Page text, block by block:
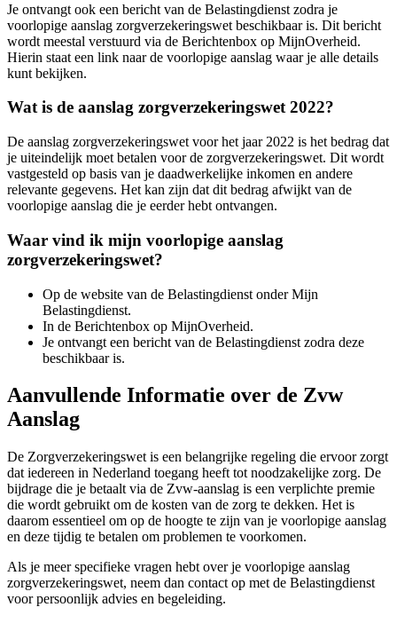
Je ontvangt ook een bericht van de Belastingdienst zodra je
voorlopige aanslag zorgverzekeringswet beschikbaar is. Dit bericht
wordt meestal verstuurd via de Berichtenbox op MijnOverheid.
Hierin staat een link naar de voorlopige aanslag waar je alle details
kunt bekijken.
Wat is de aanslag zorgverzekeringswet 2022?
De aanslag zorgverzekeringswet voor het jaar 2022 is het bedrag dat
je uiteindelijk moet betalen voor de zorgverzekeringswet. Dit wordt
vastgesteld op basis van je daadwerkelijke inkomen en andere
relevante gegevens. Het kan zijn dat dit bedrag afwijkt van de
voorlopige aanslag die je eerder hebt ontvangen.
Waar vind ik mijn voorlopige aanslag
zorgverzekeringswet?
Op de website van de Belastingdienst onder Mijn
Belastingdienst.
In de Berichtenbox op MijnOverheid.
Je ontvangt een bericht van de Belastingdienst zodra deze
beschikbaar is.
Aanvullende Informatie over de Zvw
Aanslag
De Zorgverzekeringswet is een belangrijke regeling die ervoor zorgt
dat iedereen in Nederland toegang heeft tot noodzakelijke zorg. De
bijdrage die je betaalt via de Zvw-aanslag is een verplichte premie
die wordt gebruikt om de kosten van de zorg te dekken. Het is
daarom essentieel om op de hoogte te zijn van je voorlopige aanslag
en deze tijdig te betalen om problemen te voorkomen.
Als je meer specifieke vragen hebt over je voorlopige aanslag
zorgverzekeringswet, neem dan contact op met de Belastingdienst
voor persoonlijk advies en begeleiding.